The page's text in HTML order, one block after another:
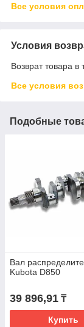
Все условия
Условия
Возврат товара в
Все условия
Подобные
Вал
Kubota D850
39 896,91 ₸
Купить